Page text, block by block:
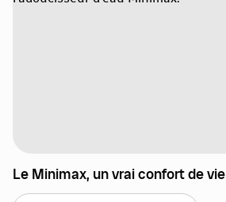
Le Minimax, un vrai confort de vie